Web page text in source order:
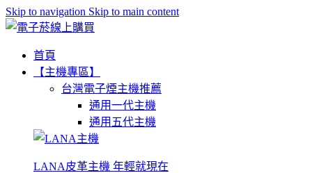
Skip to navigation Skip to main content
首頁
【主機專區】
台灣電子煙主機推薦
通用一代主機
通用五代主機
LANA皮革主機 年輕就現在